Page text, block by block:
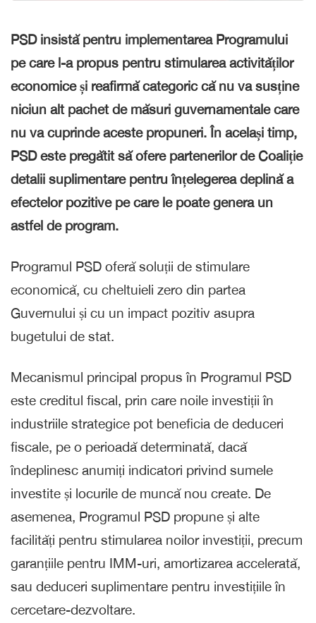
PSD insistă pentru implementarea Programului
pe care l-a propus pentru stimularea activităților
economice și reafirmă categoric că nu va susține
niciun alt pachet de măsuri guvernamentale care
nu va cuprinde aceste propuneri. În același timp,
PSD este pregătit să ofere partenerilor de Coaliție
detalii suplimentare pentru înțelegerea deplină a
efectelor pozitive pe care le poate genera un
astfel de program.
Programul PSD oferă soluții de stimulare
economică, cu cheltuieli zero din partea
Guvernului și cu un impact pozitiv asupra
bugetului de stat.
Mecanismul principal propus în Programul PSD
este creditul fiscal, prin care noile investiții în
industriile strategice pot beneficia de deduceri
fiscale, pe o perioadă determinată, dacă
îndeplinesc anumiți indicatori privind sumele
investite și locurile de muncă nou create. De
asemenea, Programul PSD propune și alte
facilități pentru stimularea noilor investiții, precum
garanțiile pentru IMM-uri, amortizarea accelerată,
sau deduceri suplimentare pentru investițiile în
cercetare-dezvoltare.